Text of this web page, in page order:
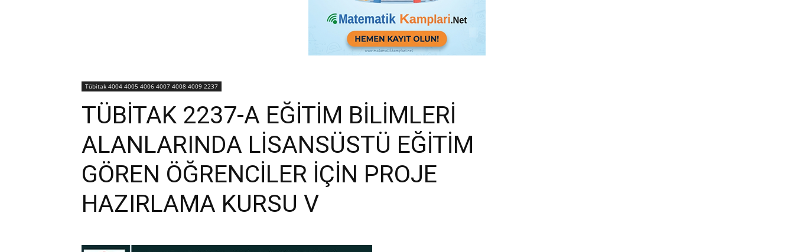
Tübitak 4004 4005 4006 4007 4008 4009 2237
TÜBİTAK 2237-A EĞİTİM BİLİMLERİ
ALANLARINDA LİSANSÜSTÜ EĞİTİM
GÖREN ÖĞRENCİLER İÇİN PROJE
HAZIRLAMA KURSU V